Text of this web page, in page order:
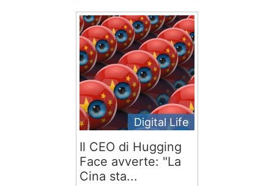
Digital Life
Il CEO di Hugging
Face avverte: "La
Cina sta...